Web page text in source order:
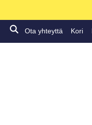
Ota yhteyttä Kori